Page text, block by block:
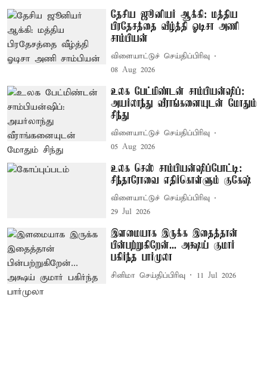
தேசிய ஜூனியர் ஆக்கி: மத்திய
பிரதேசத்தை வீழ்த்தி ஓடிசா அணி
சாம்பியன்
விளையாட்டுச் செய்திப்பிரிவு
08 Aug 2026
உலக பேட்மிண்டன் சாம்பியன்ஷிப்:
அயர்லாந்து வீராங்கனையுடன் மோதும்
சிந்து
விளையாட்டுச் செய்திப்பிரிவு
05 Aug 2026
உலக செஸ் சாம்பியன்ஷிப்போட்டி:
சிந்தாரோவை எதிர்கொள்ளும் குகேஷ்
விளையாட்டுச் செய்திப்பிரிவு
29 Jul 2026
இளமையாக இருக்க இதைத்தான்
பின்பற்றுகிறேன்... அக்ஷய் குமார்
பகிர்ந்த பார்முலா
சினிமா செய்திப்பிரிவு 11 Jul 2026